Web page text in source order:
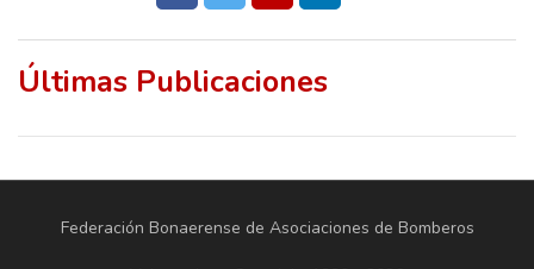
Últimas Publicaciones
Federación Bonaerense de Asociaciones de Bomberos